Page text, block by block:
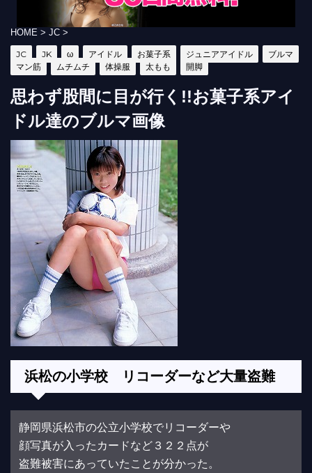
HOME > JC >
JC JK ω アイドル お菓子系 ジュニアアイドル
ブルマ
マン筋
ムチムチ 体操服 太もも 開脚
思わず股間に目が行く!!お菓子系アイ
ドル達のブルマ画像
浜松の小学校 リコーダーなど大量盗難
静岡県浜松市の公立小学校でリコーダーや
顔写真が入ったカードなど３２２点が
盗難被害にあっていたことが分かった。